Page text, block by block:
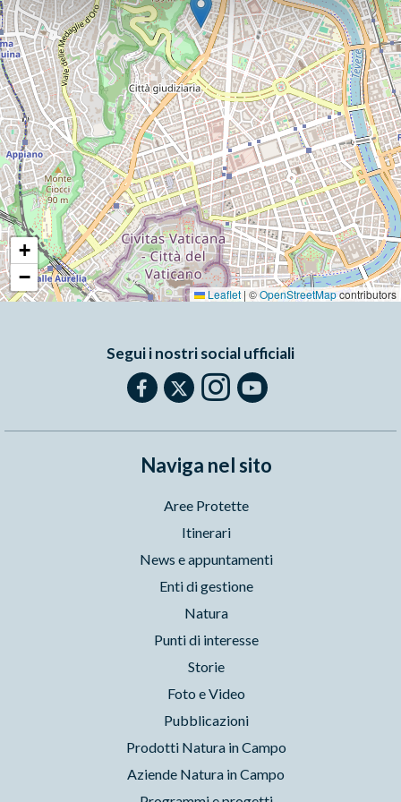
+
−
Leaflet|©OpenStreetMapcontributors
Segui i nostri social ufficiali
Naviga nel sito
Aree Protette
Itinerari
News e appuntamenti
Enti di gestione
Natura
Punti di interesse
Storie
Foto e Video
Pubblicazioni
Prodotti Natura in Campo
Aziende Natura in Campo